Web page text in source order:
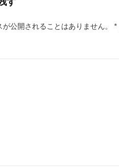
が公開されることはありません。 *